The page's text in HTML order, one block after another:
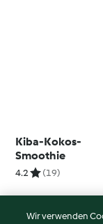
Kiba-Kokos-
Smoothie
4.2 (19)
Wir verwenden